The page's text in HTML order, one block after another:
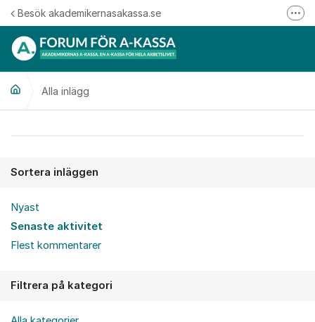
Hoppa till innehåll
Besök akademikernasakassa.se
Alla inlägg
Sortera inläggen
Nyast
Senaste aktivitet
Flest kommentarer
Filtrera på kategori